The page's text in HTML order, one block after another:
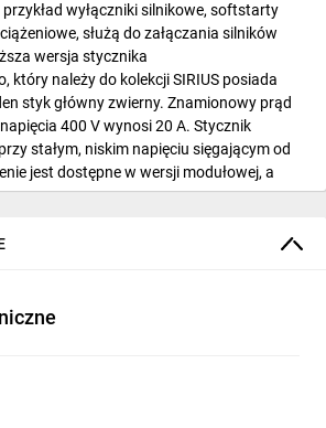
wyłączniki silnikowe, softstarty
służą do załączania silników
wersja stycznika
który należy do kolekcji SIRIUS posiada
styk główny zwierny. Znamionowy prąd
400 V wynosi 20 A. Stycznik
stałym, niskim napięciu sięgającym od
jest dostępne w wersji modułowej, a
za pomocą zacisku śrubowego. Dzięki
użytkownikowi. Sprzęt marki
równej wielkości.